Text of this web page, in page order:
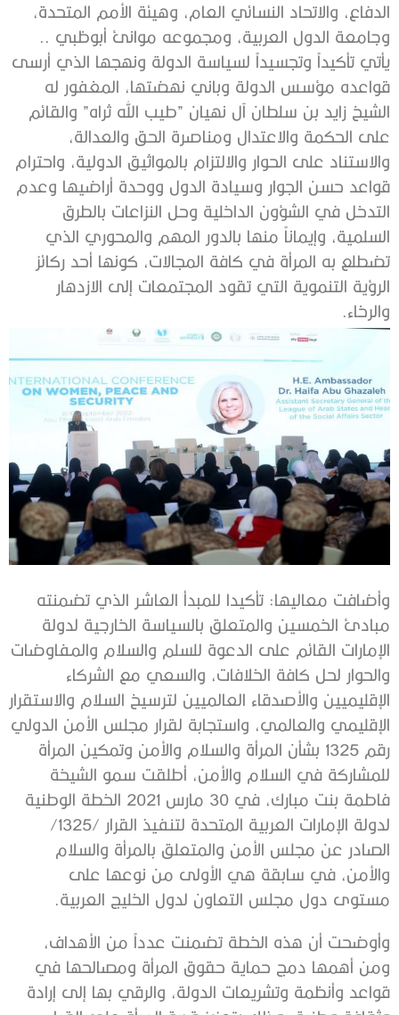
الدفاع، والاتحاد النسائي العام، وهيئة الأمم المتحدة،
وجامعة الدول العربية، ومجموعه موانئ أبوظبي ..
يأتي تأكيداً وتجسيداً لسياسة الدولة ونهجها الذي أرسى
قواعده مؤسس الدولة وباني نهضتها، المغفور له
الشيخ زايد بن سلطان آل نهيان ”طيب الله ثراه” والقائم
على الحكمة والاعتدال ومناصرة الحق والعدالة،
والاستناد على الحوار والالتزام بالمواثيق الدولية، واحترام
قواعد حسن الجوار وسيادة الدول ووحدة أراضيها وعدم
التدخل في الشؤون الداخلية وحل النزاعات بالطرق
السلمية، وإيماناً منها بالدور المهم والمحوري الذي
تضطلع به المرأة في كافة المجالات، كونها أحد ركائز
الرؤية التنموية التي تقود المجتمعات إلى الازدهار
والرخاء.
وأضافت معاليها: تأكيدا للمبدأ العاشر الذي تضمنته
مبادئ الخمسين والمتعلق بالسياسة الخارجية لدولة
الإمارات القائم على الدعوة للسلم والسلام والمفاوضات
والحوار لحل كافة الخلافات، والسعي مع الشركاء
الإقليميين والأصدقاء العالميين لترسيخ السلام والاستقرار
الإقليمي والعالمي، واستجابة لقرار مجلس الأمن الدولي
رقم 1325 بشأن المرأة والسلام والأمن وتمكين المرأة
للمشاركة في السلام والأمن، أطلقت سمو الشيخة
فاطمة بنت مبارك، في 30 مارس 2021 الخطة الوطنية
لدولة الإمارات العربية المتحدة لتنفيذ القرار /1325/
الصادر عن مجلس الأمن والمتعلق بالمرأة والسلام
والأمن، في سابقة هي الأولى من نوعها على
مستوى دول مجلس التعاون لدول الخليج العربية.
وأوضحت أن هذه الخطة تضمنت عدداً من الأهداف،
ومن أهمها دمج حماية حقوق المرأة ومصالحها في
قواعد وأنظمة وتشريعات الدولة، والرقي بها إلى إرادة